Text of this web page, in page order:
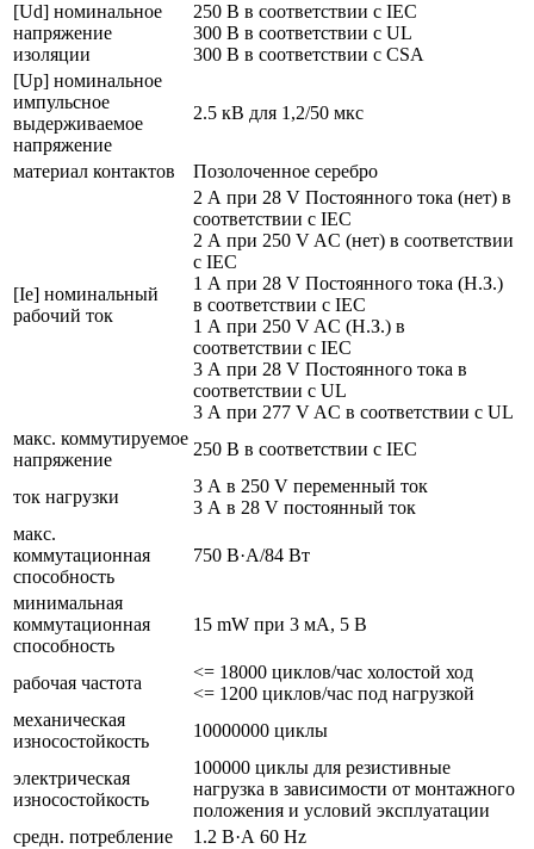
[Ud] номинальное
напряжение
изоляции
250 В в соответствии с IEC
300 В в соответствии с UL
300 В в соответствии с CSA
[Up] номинальное
импульсное
выдерживаемое
напряжение
2.5 кВ для 1,2/50 мкс
материал контактов Позолоченное серебро
[Ie] номинальный
рабочий ток
2 А при 28 V Постоянного тока (нет) в
соответствии с IEC
2 А при 250 V AC (нет) в соответствии
с IEC
1 А при 28 V Постоянного тока (Н.З.)
в соответствии с IEC
1 А при 250 V AC (Н.З.) в
соответствии с IEC
3 А при 28 V Постоянного тока в
соответствии с UL
3 А при 277 V AC в соответствии с UL
макс. коммутируемое
напряжение
250 В в соответствии с IEC
ток нагрузки
3 А в 250 V переменный ток
3 А в 28 V постоянный ток
макс.
коммутационная
способность
750 В·А/84 Вт
минимальная
коммутационная
способность
15 mW при 3 мА, 5 В
рабочая частота
<= 18000 циклов/час холостой ход
<= 1200 циклов/час под нагрузкой
механическая
износостойкость
10000000 циклы
электрическая
износостойкость
100000 циклы для резистивные
нагрузка в зависимости от монтажного
положения и условий эксплуатации
средн. потребление
1.2 В·А 60 Hz